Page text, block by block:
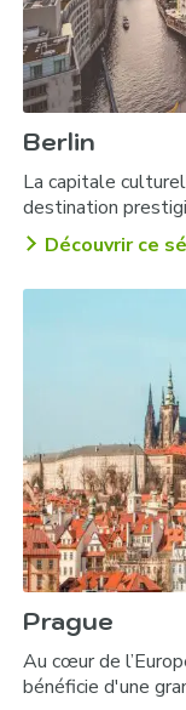
Challenge
Dîner
Berlin
La capitale
destination
Découvrir ce
Prague
Au cœur de
bénéficie d'une